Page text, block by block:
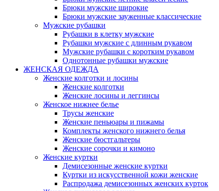
Брюки мужские широкие
Брюки мужские зауженные классические
Мужские рубашки
Рубашки в клетку мужские
Рубашки мужские с длинным рукавом
Мужские рубашки с коротким рукавом
Однотонные рубашки мужские
ЖЕНСКАЯ ОДЕЖДА
Женские колготки и лосины
Женские колготки
Женские лосины и леггинсы
Женское нижнее белье
Трусы женские
Женские пеньюары и пижамы
Комплекты женского нижнего белья
Женские бюстгальтеры
Женские сорочки и кимоно
Женские куртки
Демисезонные женские куртки
Куртки из искусственной кожи женские
Распродажа демисезонных женских курток